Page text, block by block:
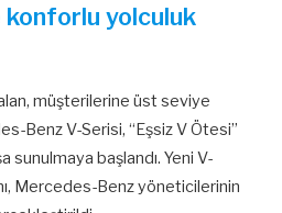
yolculuk
müşterilerine üst seviye
Benz V-Serisi, “Eşsiz V Ötesi”
sunulmaya başlandı. Yeni V-
Mercedes-Benz yöneticilerinin